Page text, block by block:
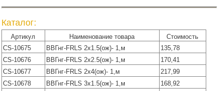
Каталог:
Артикул Наименование товара
Стоимость
CS-10675
ВВГнг-FRLS 2х1.5(ож)- 1,м
135,78
CS-10676
ВВГнг-FRLS 2х2.5(ож)- 1,м
170,41
CS-10677
ВВГнг-FRLS 2х4(ож)- 1,м
217,99
CS-10678
ВВГнг-FRLS 3х1.5(ож)- 1,м
168,92